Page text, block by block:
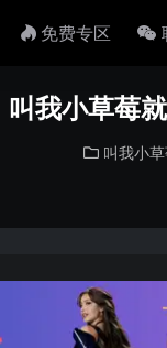
免费专区
叫我小草莓
叫我小